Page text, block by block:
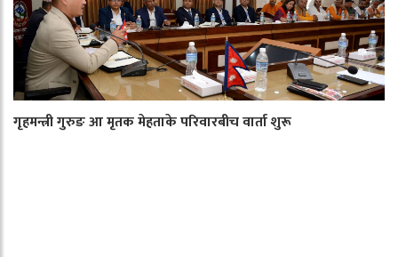
गृहमन्त्री गुरुङ आ मृतक मेहताके परिवारबीच वार्ता शुरू